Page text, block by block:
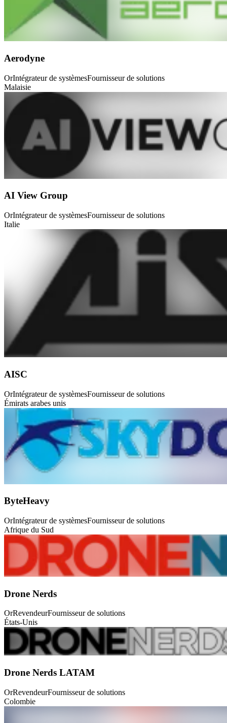
Aerodyne
OrIntégrateur de systèmesFournisseur de solutions
Malaisie
AI View Group
OrIntégrateur de systèmesFournisseur de solutions
Italie
AISC
OrIntégrateur de systèmesFournisseur de solutions
Émirats arabes unis
ByteHeavy
OrIntégrateur de systèmesFournisseur de solutions
Afrique du Sud
Drone Nerds
OrRevendeurFournisseur de solutions
États-Unis
Drone Nerds LATAM
OrRevendeurFournisseur de solutions
Colombie